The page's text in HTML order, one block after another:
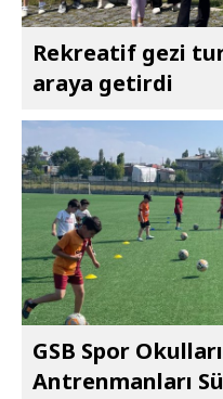
Rekreatif gezi
araya getirdi
GSB Spor
Antrenmanları